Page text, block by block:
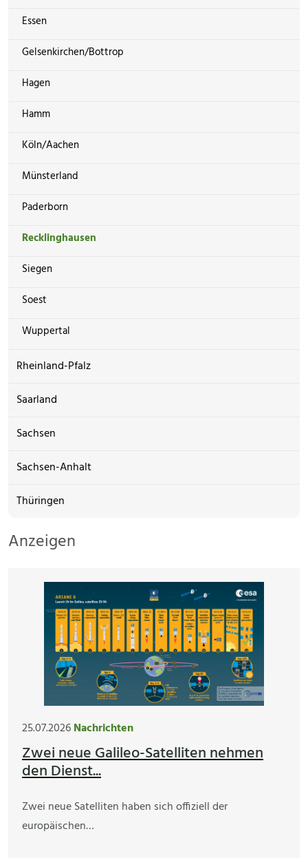
Essen
Gelsenkirchen/Bottrop
Hagen
Hamm
Köln/Aachen
Münsterland
Paderborn
Recklinghausen
Siegen
Soest
Wuppertal
Rheinland-Pfalz
Saarland
Sachsen
Sachsen-Anhalt
Thüringen
Anzeigen
25.07.2026Nachrichten
Zwei neue Galileo-Satelliten nehmen
den Dienst...
Zwei neue Satelliten haben sich offiziell der
europäischen…